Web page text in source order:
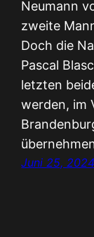
Neumann
zweite
Doch die
Pascal
letzten
werden, im
Juni 25, 2024